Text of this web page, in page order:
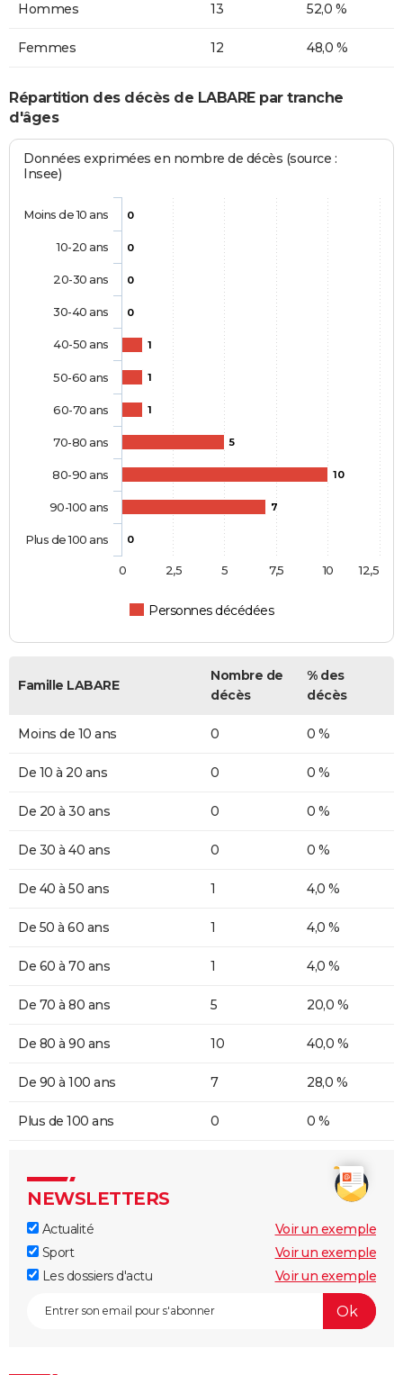
Hommes 13 52,0 %
Femmes 12 48,0 %
Répartition des décès de LABARE par tranche
d'âges
Données exprimées en nombre de décès (source :
Insee)
0
0
0
0
1
1
1
5
10
7
0
Personnes décédées
Moins de 10 ans
10-20 ans
20-30 ans
30-40 ans
40-50 ans
50-60 ans
60-70 ans
70-80 ans
80-90 ans
90-100 ans
Plus de 100 ans
0 10
2,5 5 7,5 12,5
Famille LABARE
Nombre de
décès
% des
décès
Moins de 10 ans 0 0 %
De 10 à 20 ans 0 0 %
De 20 à 30 ans 0 0 %
De 30 à 40 ans 0 0 %
De 40 à 50 ans 1 4,0 %
De 50 à 60 ans 1 4,0 %
De 60 à 70 ans 1 4,0 %
De 70 à 80 ans 5 20,0 %
De 80 à 90 ans 10 40,0 %
De 90 à 100 ans 7 28,0 %
Plus de 100 ans 0 0 %
NEWSLETTERS
Actualité
Voir un exemple
Sport
Voir un exemple
Les dossiers d'actu
Voir un exemple